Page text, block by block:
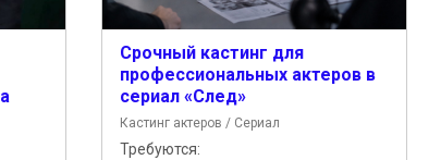
Срочный кастинг для
профессиональных актеров в
сериал «След»
Кастинг актеров / Сериал
Требуются: